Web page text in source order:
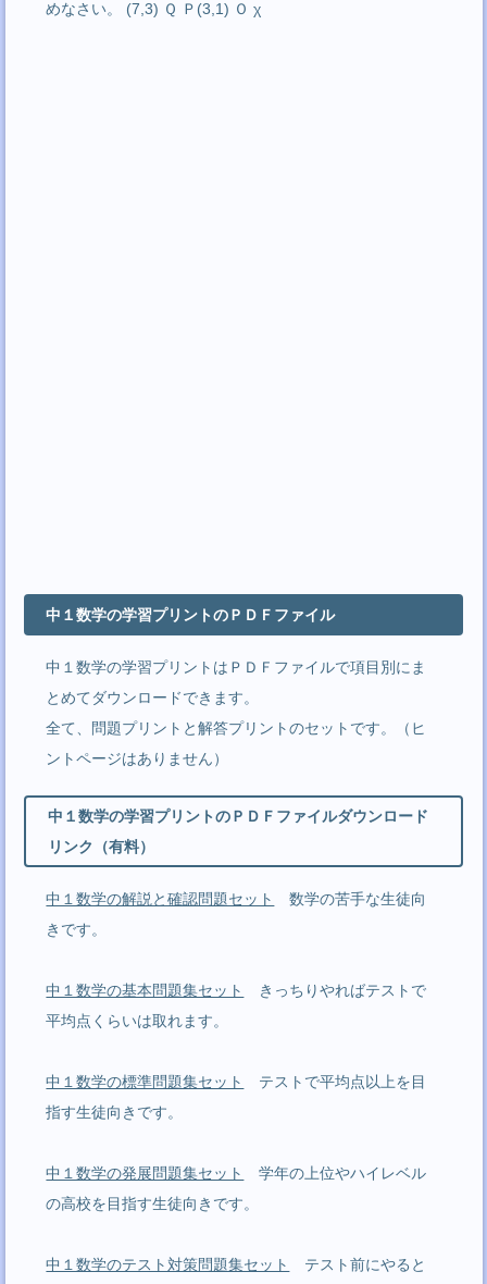
めなさい。 (7,3) Ｑ Ｐ(3,1) Ｏ χ
中１数学の学習プリントのＰＤＦファイル
中１数学の学習プリントはＰＤＦファイルで項目別にま
とめてダウンロードできます。
全て、問題プリントと解答プリントのセットです。（ヒ
ントページはありません）
中１数学の学習プリントのＰＤＦファイルダウンロード
リンク（有料）
中１数学の解説と確認問題セット
数学の苦手な生徒向
きです。
中１数学の基本問題集セット
きっちりやればテストで
平均点くらいは取れます。
中１数学の標準問題集セット
テストで平均点以上を目
指す生徒向きです。
中１数学の発展問題集セット
学年の上位やハイレベル
の高校を目指す生徒向きです。
中１数学のテスト対策問題集セット
テスト前にやると